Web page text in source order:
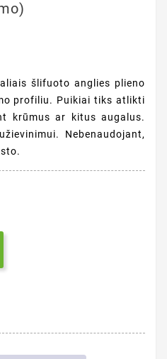
šlifuoto anglies plieno
profiliu. Puikiai tiks atlikti
krūmus ar kitus augalus.
Nebenaudojant,